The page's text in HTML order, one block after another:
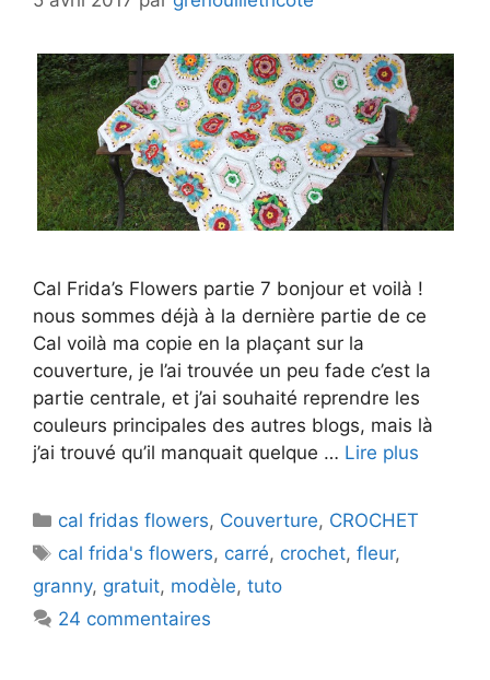
Cal Frida’s Flowers partie 7 bonjour et voilà !
nous sommes déjà à la dernière partie de ce
Cal voilà ma copie en la plaçant sur la
couverture, je l’ai trouvée un peu fade c’est la
partie centrale, et j’ai souhaité reprendre les
couleurs principales des autres blogs, mais là
j’ai trouvé qu’il manquait quelque … Lire plus
Catégories
cal fridas flowers, Couverture, CROCHET
Étiquettes
cal frida's flowers, carré, crochet,fleur,
granny, gratuit, modèle, tuto
24 commentaires